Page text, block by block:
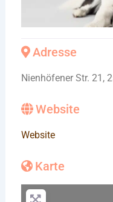
Adresse
Nienhöfener Str. 21,
Website
Website
Karte